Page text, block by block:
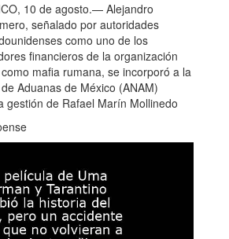
10 de agosto.— Alejandro
señalado por autoridades
como uno de los
financieros de la organización
mafia rumana, se incorporó a la
Aduanas de México (ANAM)
gestión de Rafael Marín Mollinedo